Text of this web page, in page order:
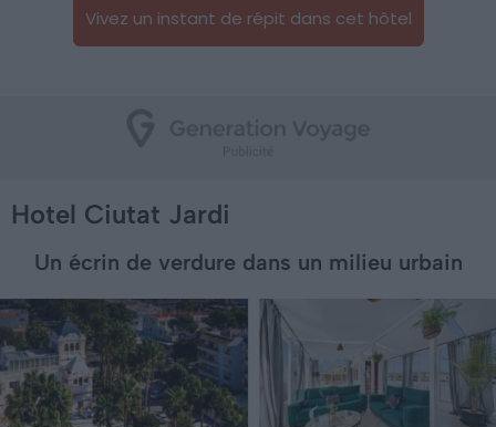
Vivez un instant de répit dans cet hôtel
Hotel Ciutat Jardi
Un écrin de verdure dans un milieu urbain